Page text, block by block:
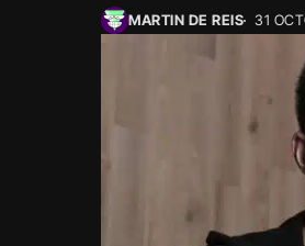
MARTIN DE REIS 31